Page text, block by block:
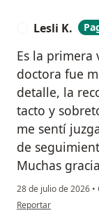
Lesli K.
Es la
doctora fue
detalle, la
tacto y
me sentí
de
Muchas
28 de julio de 2026 •
en opinión del usuario
Reportar